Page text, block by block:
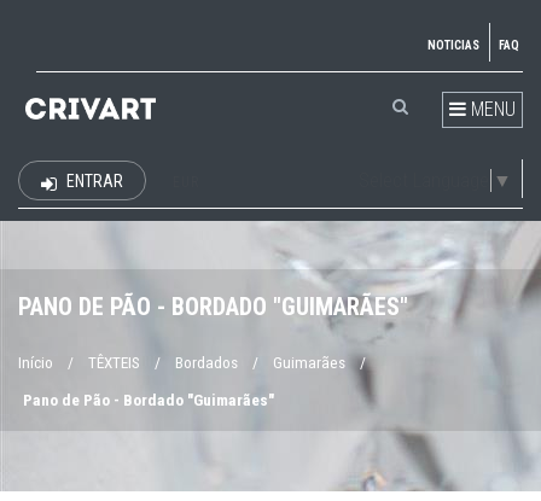
NOTICIAS FAQ
MENU
▼
ENTRAR
PANO DE PÃO - BORDADO "GUIMARÃES"
Início / TÊXTEIS / Bordados / Guimarães /
Pano de Pão - Bordado "Guimarães"